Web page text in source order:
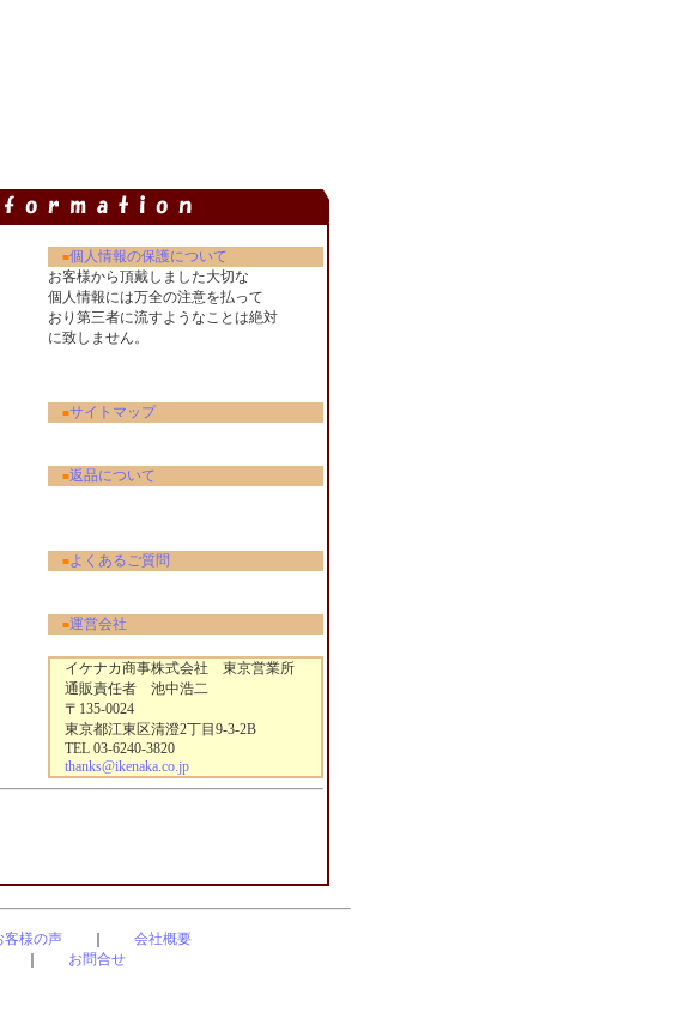
■個人情報の保護について
お客様から頂戴しました大切な
個人情報には万全の注意を払って
おり第三者に流すようなことは絶対
に致しません。
■サイトマップ
■返品について
■よくあるご質問
■運営会社
イケナカ商事株式会社 東京営業所
通販責任者 池中浩二
〒135-0024
東京都江東区清澄2丁目9-3-2B
TEL 03-6240-3820
thanks@ikenaka.co.jp
客様の声｜ 会社概要
お問合せ